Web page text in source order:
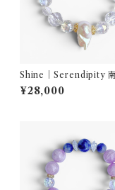
Shine｜Serendipity
珠・水晶 ブレスレット｜
RYLIS
¥28,000